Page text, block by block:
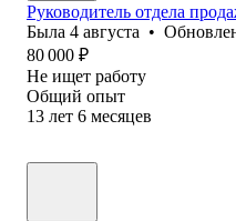
Руководитель отдела
Была 4 августа •
80 000 ₽
Не ищет работу
Общий опыт
13 лет 6 месяцев